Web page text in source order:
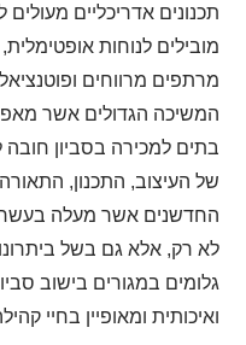
תכנונים אדריכליים
מובילים לנוחות
מרתפים מרווחים
המשיכה הגדולים אשר
בתים למכירה בסביון
של העיצוב, התכנון,
החדשנים אשר מעלה
לא רק, אלא גם בשל
גלומים במגורים בישוב
ואיכותית ומאופיין בחיי